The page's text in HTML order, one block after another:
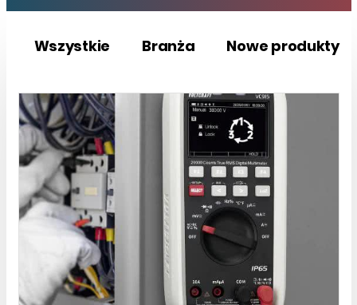
Wszystkie Branża Nowe produkty